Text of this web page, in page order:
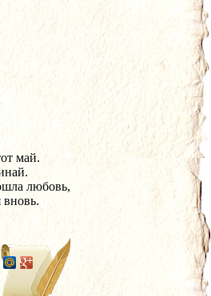
май.
любовь,
вновь.